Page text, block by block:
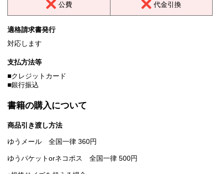
公費 代金引換
適格請求書発行
対応します
支払方法等
■クレジットカード
■銀行振込
書籍の購入について
商品引き渡し方法
ゆうメール 全国一律 360円
ゆうパケットorネコポス 全国一律 500円